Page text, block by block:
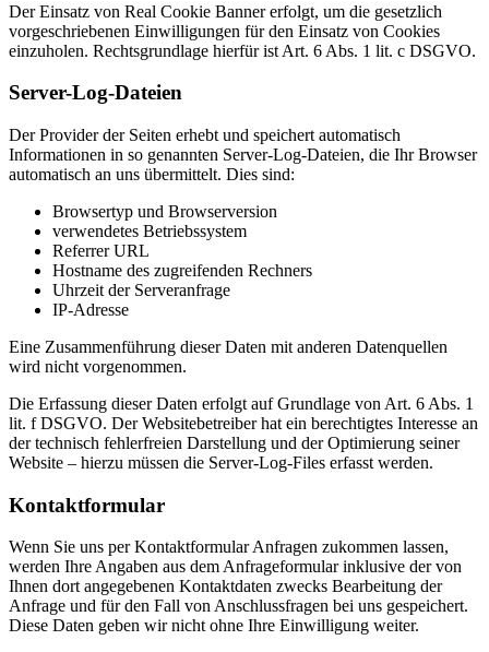
Der Einsatz von Real Cookie Banner erfolgt, um die gesetzlich
vorgeschriebenen Einwilligungen für den Einsatz von Cookies
einzuholen. Rechtsgrundlage hierfür ist Art. 6 Abs. 1 lit. c DSGVO.
Server-Log-Dateien
Der Provider der Seiten erhebt und speichert automatisch
Informationen in so genannten Server-Log-Dateien, die Ihr Browser
automatisch an uns übermittelt. Dies sind:
Browsertyp und Browserversion
verwendetes Betriebssystem
Referrer URL
Hostname des zugreifenden Rechners
Uhrzeit der Serveranfrage
IP-Adresse
Eine Zusammenführung dieser Daten mit anderen Datenquellen
wird nicht vorgenommen.
Die Erfassung dieser Daten erfolgt auf Grundlage von Art. 6 Abs. 1
lit. f DSGVO. Der Websitebetreiber hat ein berechtigtes Interesse an
der technisch fehlerfreien Darstellung und der Optimierung seiner
Website – hierzu müssen die Server-Log-Files erfasst werden.
Kontaktformular
Wenn Sie uns per Kontaktformular Anfragen zukommen lassen,
werden Ihre Angaben aus dem Anfrageformular inklusive der von
Ihnen dort angegebenen Kontaktdaten zwecks Bearbeitung der
Anfrage und für den Fall von Anschlussfragen bei uns gespeichert.
Diese Daten geben wir nicht ohne Ihre Einwilligung weiter.